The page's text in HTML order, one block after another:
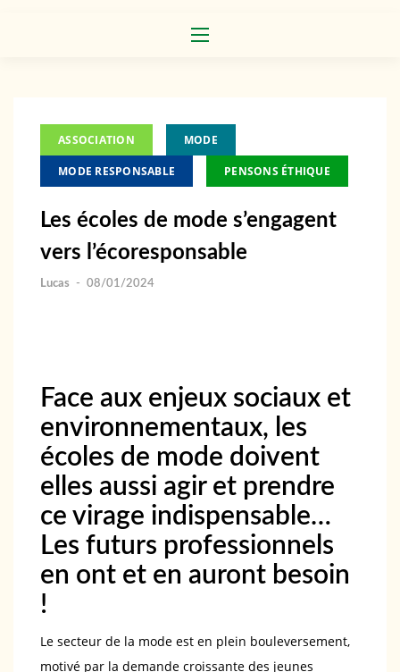
ASSOCIATION MODE
MODE RESPONSABLE PENSONS ÉTHIQUE
Les écoles de mode s’engagent
vers l’écoresponsable
Lucas - 08/01/2024
Face aux enjeux sociaux et
environnementaux, les
écoles de mode doivent
elles aussi agir et prendre
ce virage indispensable…
Les futurs professionnels
en ont et en auront besoin
!
Le secteur de la mode est en plein bouleversement,
motivé par la demande croissante des jeunes